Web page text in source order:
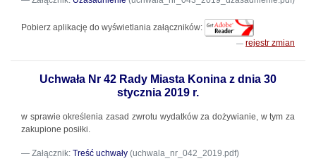
Pobierz aplikację do wyświetlania załączników:
rejestr zmian
Uchwała Nr 42 Rady Miasta Konina z dnia 30
stycznia 2019 r.
w sprawie określenia zasad zwrotu wydatków za dożywianie, w tym za
zakupione posiłki.
Załącznik: Treść uchwały (uchwala_nr_042_2019.pdf)